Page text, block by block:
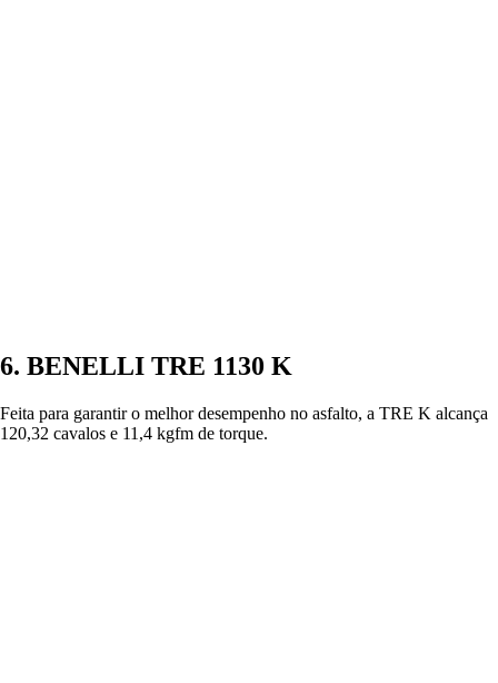
6. BENELLI TRE 1130 K
Feita para garantir o melhor desempenho no asfalto, a TRE K alcança
120,32 cavalos e 11,4 kgfm de torque.